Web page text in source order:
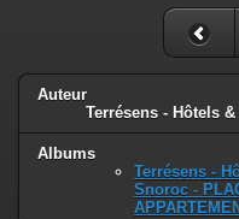
Auteur
Terrésens - Hôtels
Albums
Terrésens -
Snoroc -